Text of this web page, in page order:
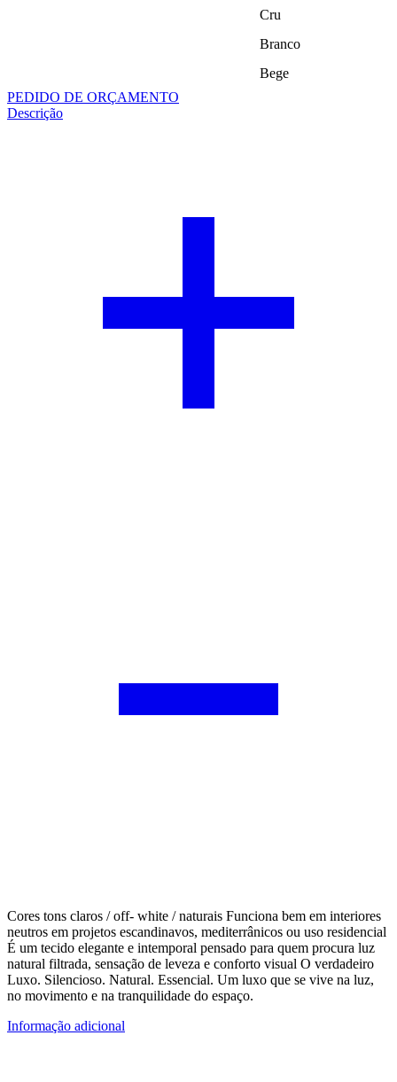
Cru
Branco
Bege
PEDIDO DE ORÇAMENTO
Descrição
Cores tons claros / off- white / naturais Funciona bem em interiores
neutros em projetos escandinavos, mediterrânicos ou uso residencial
É um tecido elegante e intemporal pensado para quem procura luz
natural filtrada, sensação de leveza e conforto visual O verdadeiro
Luxo. Silencioso. Natural. Essencial. Um luxo que se vive na luz,
no movimento e na tranquilidade do espaço.
Informação adicional